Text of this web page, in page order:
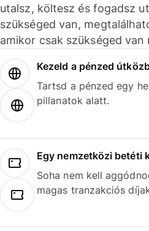
utalsz, költesz és fogadsz
szükséged van,
amikor csak szükséged van
Kezeld a pénzed
Tartsd a pénzed egy
pillanatok alatt.
Egy nemzetközi betéti
Soha nem kell
magas tranzakciós